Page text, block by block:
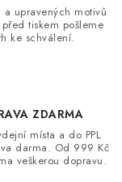
a upravených motivů
tiskem pošleme
ke schválení.
ZDARMA
místa a do PPL
darma. Od 999 Kč
veškerou dopravu.